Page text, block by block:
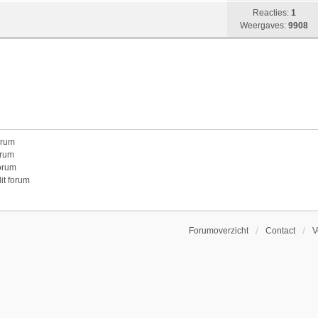
Reacties: 1
Weergaves: 9908
forum
Forumoverzicht Contact